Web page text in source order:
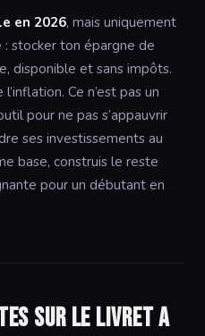
en 2026, mais uniquement
: stocker ton épargne de
disponible et sans impôts.
Ce n’est pas un
pour ne pas s’appauvrir
ses investissements au
base, construis le reste
pour un débutant en
sur le Livret A